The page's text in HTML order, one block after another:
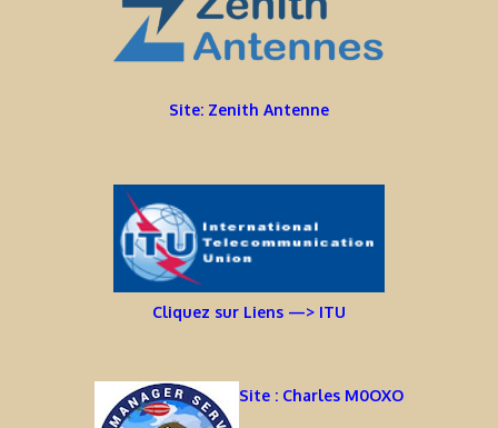
Site: Zenith Antenne
Cliquez sur Liens —> ITU
Site : Charles M0OXO